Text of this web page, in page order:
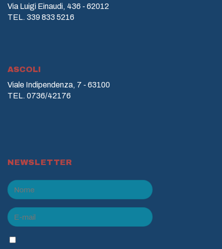
Via Luigi Einaudi, 436 - 62012
TEL. 339 833 5216
ASCOLI
Viale Indipendenza, 7 - 63100
TEL. 0736/42176
NEWSLETTER